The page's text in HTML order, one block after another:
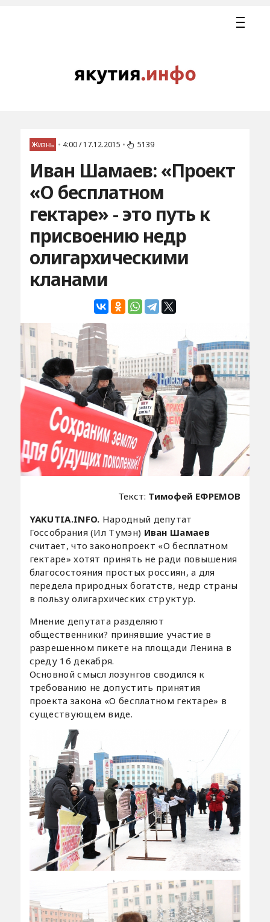
Жизнь • 4:00 / 17.12.2015 • 5139
Иван Шамаев: «Проект
«О бесплатном
гектаре» - это путь к
присвоению недр
олигархическими
кланами
Текст: Тимофей ЕФРЕМОВ
YAKUTIA.INFO. Народный депутат
Госсобрания (Ил Тумэн) Иван Шамаев
считает, что законопроект «О бесплатном
гектаре» хотят принять не ради повышения
благосостояния простых россиян, а для
передела природных богатств, недр страны
в пользу олигархических структур.
Мнение депутата разделяют
общественники? принявшие участие в
разрешенном пикете на площади Ленина в
среду 16 декабря.
Основной смысл лозунгов сводился к
требованию не допустить принятия
проекта закона «О бесплатном гектаре» в
существующем виде.